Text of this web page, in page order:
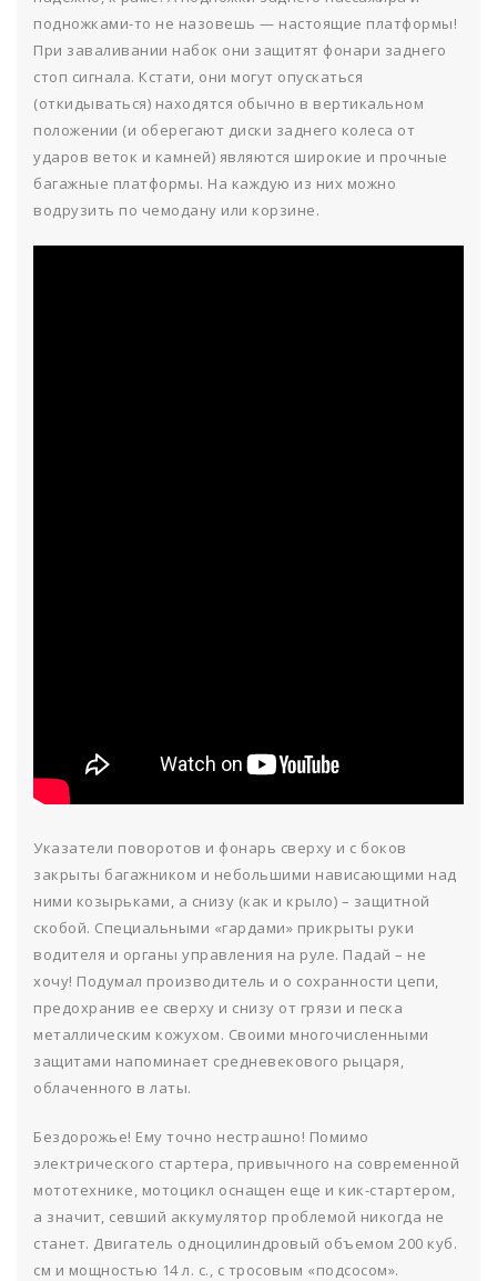
подножками-то не назовешь — настоящие платформы!
При заваливании набок они защитят фонари заднего
стоп сигнала. Кстати, они могут опускаться
(откидываться) находятся обычно в вертикальном
положении (и оберегают диски заднего колеса от
ударов веток и камней) являются широкие и прочные
багажные платформы. На каждую из них можно
водрузить по чемодану или корзине.
Указатели поворотов и фонарь сверху и с боков
закрыты багажником и небольшими нависающими над
ними козырьками, а снизу (как и крыло) – защитной
скобой. Специальными «гардами» прикрыты руки
водителя и органы управления на руле. Падай – не
хочу! Подумал производитель и о сохранности цепи,
предохранив ее сверху и снизу от грязи и песка
металлическим кожухом. Своими многочисленными
защитами напоминает средневекового рыцаря,
облаченного в латы.
Бездорожье! Ему точно нестрашно! Помимо
электрического стартера, привычного на современной
мототехнике, мотоцикл оснащен еще и кик-стартером,
а значит, севший аккумулятор проблемой никогда не
станет. Двигатель одноцилиндровый объемом 200 куб.
см и мощностью 14 л. с., с тросовым «подсосом».